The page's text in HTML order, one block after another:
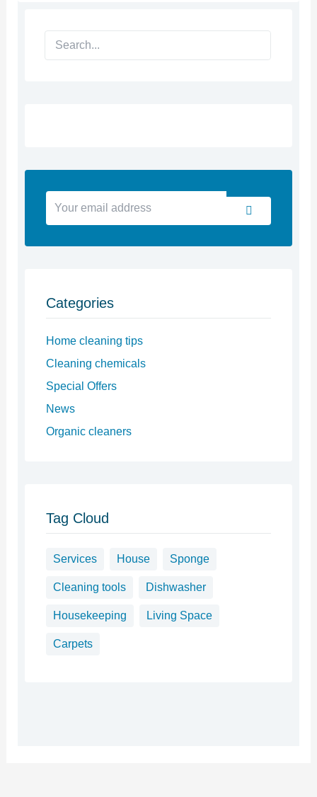
Your
email
address
Submit
Categories
Home cleaning tips
Cleaning chemicals
Special Offers
News
Organic cleaners
Tag Cloud
Services House Sponge
Cleaning tools Dishwasher
Housekeeping Living Space
Carpets